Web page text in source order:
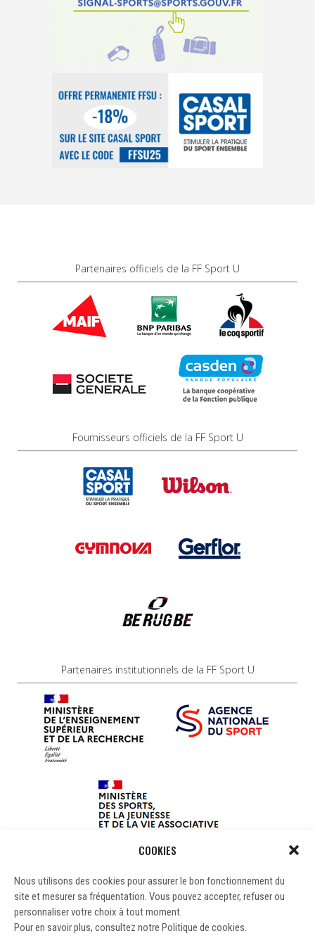
COOKIES
Nous utilisons des cookies pour assurer le bon fonctionnement du
site et mesurer sa fréquentation. Vous pouvez accepter, refuser ou
personnaliser votre choix à tout moment.
Pour en savoir plus, consultez notre Politique de cookies.
Partenaires officiels de la FF Sport U
Fournisseurs officiels de la FF Sport U
Partenaires institutionnels de la FF Sport U